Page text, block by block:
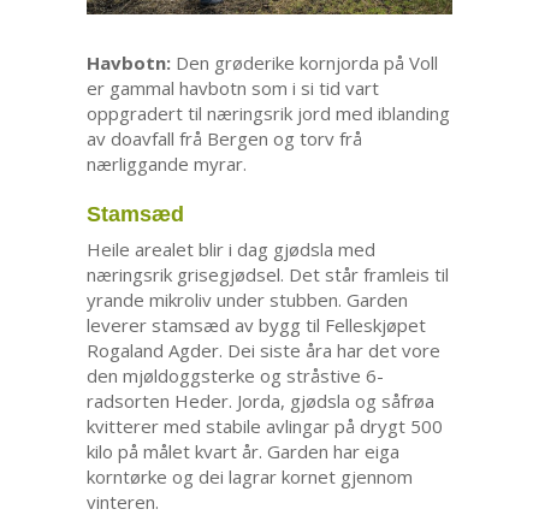
Havbotn:Den grøderike kornjorda på Voll
er gammal havbotn som i si tid vart
oppgradert til næringsrik jord med iblanding
av doavfall frå Bergen og torv frå
nærliggande myrar.
Stamsæd
Heile arealet blir i dag gjødsla med
næringsrik grisegjødsel. Det står framleis til
yrande mikroliv under stubben. Garden
leverer stamsæd av bygg til Felleskjøpet
Rogaland Agder. Dei siste åra har det vore
den mjøldoggsterke og stråstive 6-
radsorten Heder. Jorda, gjødsla og såfrøa
kvitterer med stabile avlingar på drygt 500
kilo på målet kvart år. Garden har eiga
korntørke og dei lagrar kornet gjennom
vinteren.